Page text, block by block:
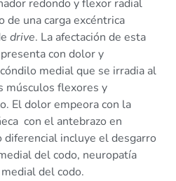
redondo y flexor radial
de una carga excéntrica
drive. La afectación de esta
con dolor y
medial que se irradia al
músculos flexores y
El dolor empeora con la
con el antebrazo en
diferencial incluye el desgarro
del codo, neuropatía
del codo.